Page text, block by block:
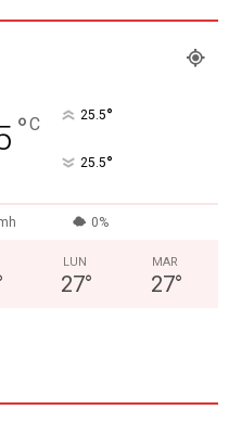
°C 25.5°
25.5°
0%
LUN
27°
MAR
27°